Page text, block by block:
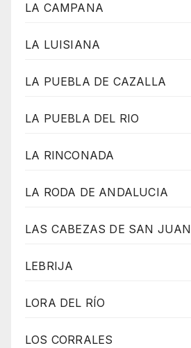
LA CAMPANA
LA LUISIANA
LA PUEBLA DE CAZALLA
LA PUEBLA DEL RIO
LA RINCONADA
LA RODA DE ANDALUCIA
LAS CABEZAS DE SAN JUAN
LEBRIJA
LORA DEL RÍO
LOS CORRALES